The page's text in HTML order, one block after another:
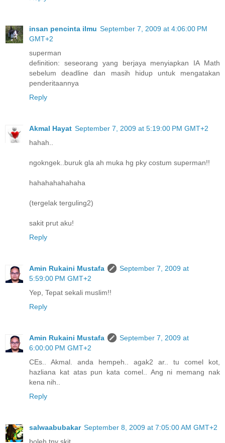
insan pencinta ilmu September 7, 2009 at 4:06:00 PM
GMT+2
superman
definition: seseorang yang berjaya menyiapkan IA Math
sebelum deadline dan masih hidup untuk mengatakan
penderitaannya
Reply
Akmal Hayat September 7, 2009 at 5:19:00 PM GMT+2
hahah..
ngokngek..buruk gla ah muka hg pky costum superman!!
hahahahahahaha
(tergelak terguling2)
sakit prut aku!
Reply
Amin Rukaini Mustafa
September 7, 2009 at
5:59:00 PM GMT+2
Yep, Tepat sekali muslim!!
Reply
Amin Rukaini Mustafa
September 7, 2009 at
6:00:00 PM GMT+2
CEs.. Akmal. anda hempeh.. agak2 ar.. tu comel kot,
hazliana kat atas pun kata comel.. Ang ni memang nak
kena nih..
Reply
salwaabubakar September 8, 2009 at 7:05:00 AM GMT+2